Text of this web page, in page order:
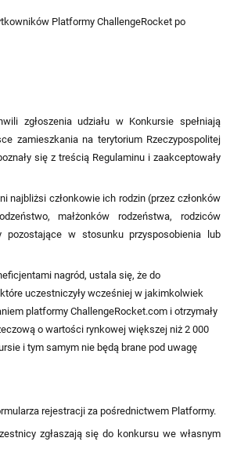
Platformy ChallengeRocket po
zgłoszenia udziału w Konkursie spełniają
zamieszkania na terytorium Rzeczypospolitej
się z treścią Regulaminu i zaakceptowały
najbliżsi członkowie ich rodzin (przez członków
małżonków rodzeństwa, rodziców
w stosunku przysposobienia lub
nagród, ustala się, że do
uczestniczyły wcześniej w jakimkolwiek
platformy ChallengeRocket.com i otrzymały
o wartości rynkowej większej niż 2 000
i tym samym nie będą brane pod uwagę
rejestracji za pośrednictwem Platformy.
zgłaszają się do konkursu we własnym